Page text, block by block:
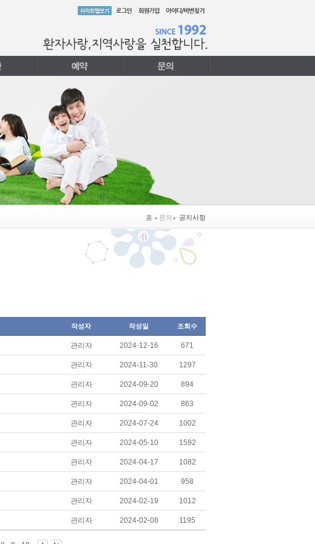
홈 문의 공지사항
작성자 작성일 조회수
관리자 2024-12-16 671
관리자 2024-11-30 1297
관리자 2024-09-20 894
관리자 2024-09-02 863
관리자 2024-07-24 1002
관리자 2024-05-10 1592
관리자 2024-04-17 1082
관리자 2024-04-01 958
관리자 2024-02-19 1012
관리자 2024-02-08 1195